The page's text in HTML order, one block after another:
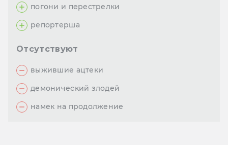
погони и перестрелки
репортерша
Отсутствуют
выжившие ацтеки
демонический злодей
намек на продолжение